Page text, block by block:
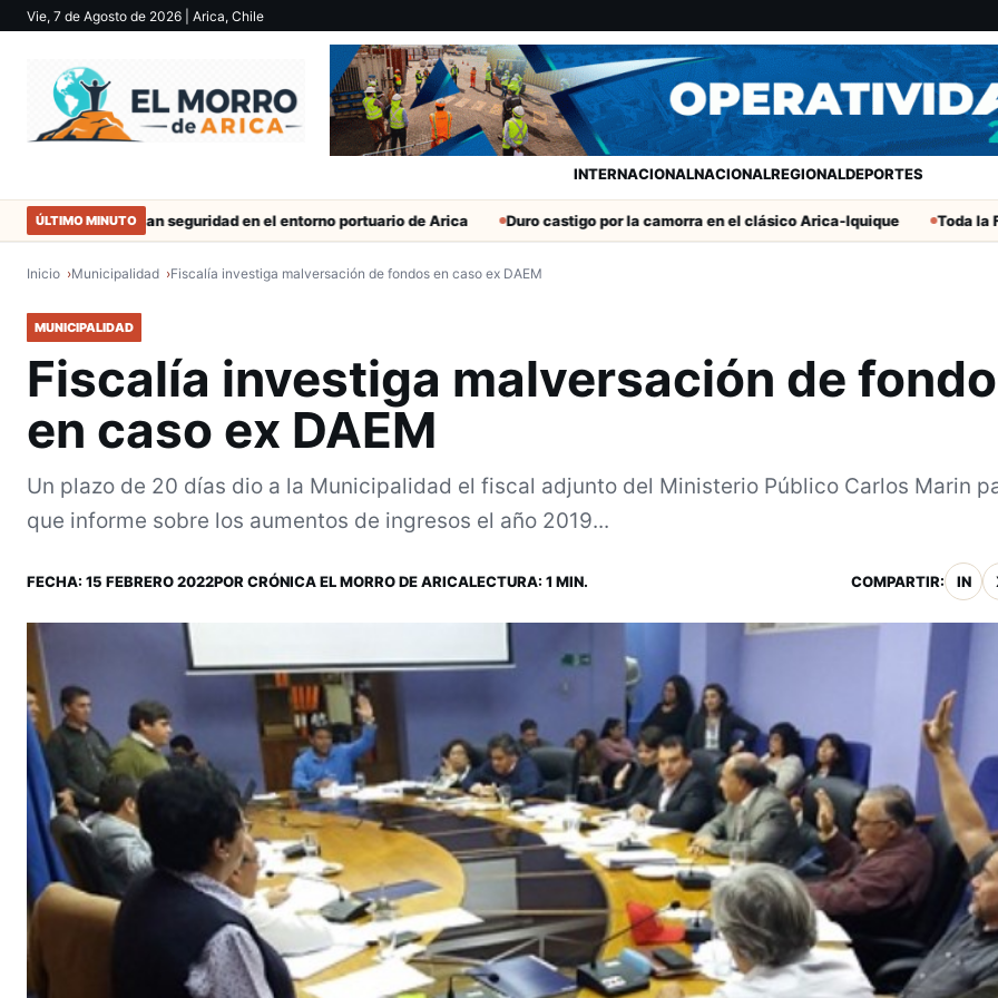
Vie, 7 de Agosto de 2026 | Arica, Chile
INTERNACIONALNACIONALREGIONALDEPORTES
ÚLTIMO MINUTO
Refuerzan seguridad en el entorno portuario de Arica Duro castigo por la camorra en el clásico Arica-Iquique Toda la Fecha 19
Inicio Municipalidad Fiscalía investiga malversación de fondos en caso ex DAEM
MUNICIPALIDAD
Fiscalía investiga malversación de
en caso ex DAEM
Un plazo de 20 días dio a la Municipalidad el fiscal adjunto del Ministerio Público Carlos Marin
que informe sobre los aumentos de ingresos el año 2019...
FECHA: 15 FEBRERO 2022POR CRÓNICA EL MORRO DE ARICALECTURA: 1 MIN. COMPARTIR: IN